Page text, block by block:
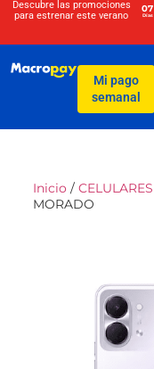
Descubre las promociones
para estrenar este verano
07
Días
Mi pago
semanal
Inicio / CELULARES
MORADO